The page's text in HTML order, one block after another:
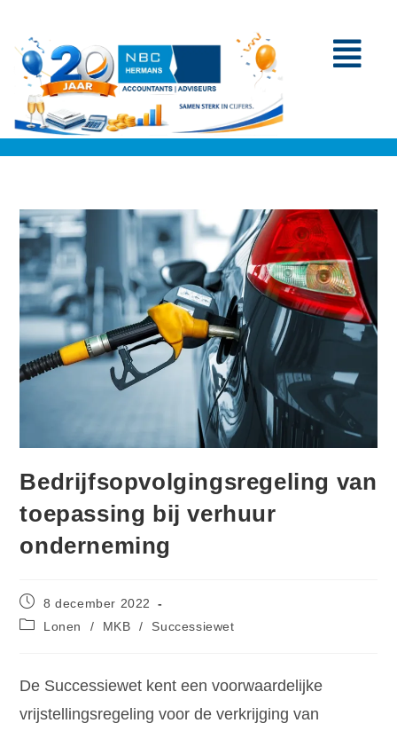
Bedrijfsopvolgingsregeling van
toepassing bij verhuur
onderneming
8 december 2022
Lonen
/ MKB / Successiewet
De Successiewet kent een voorwaardelijke
vrijstellingsregeling voor de verkrijging van